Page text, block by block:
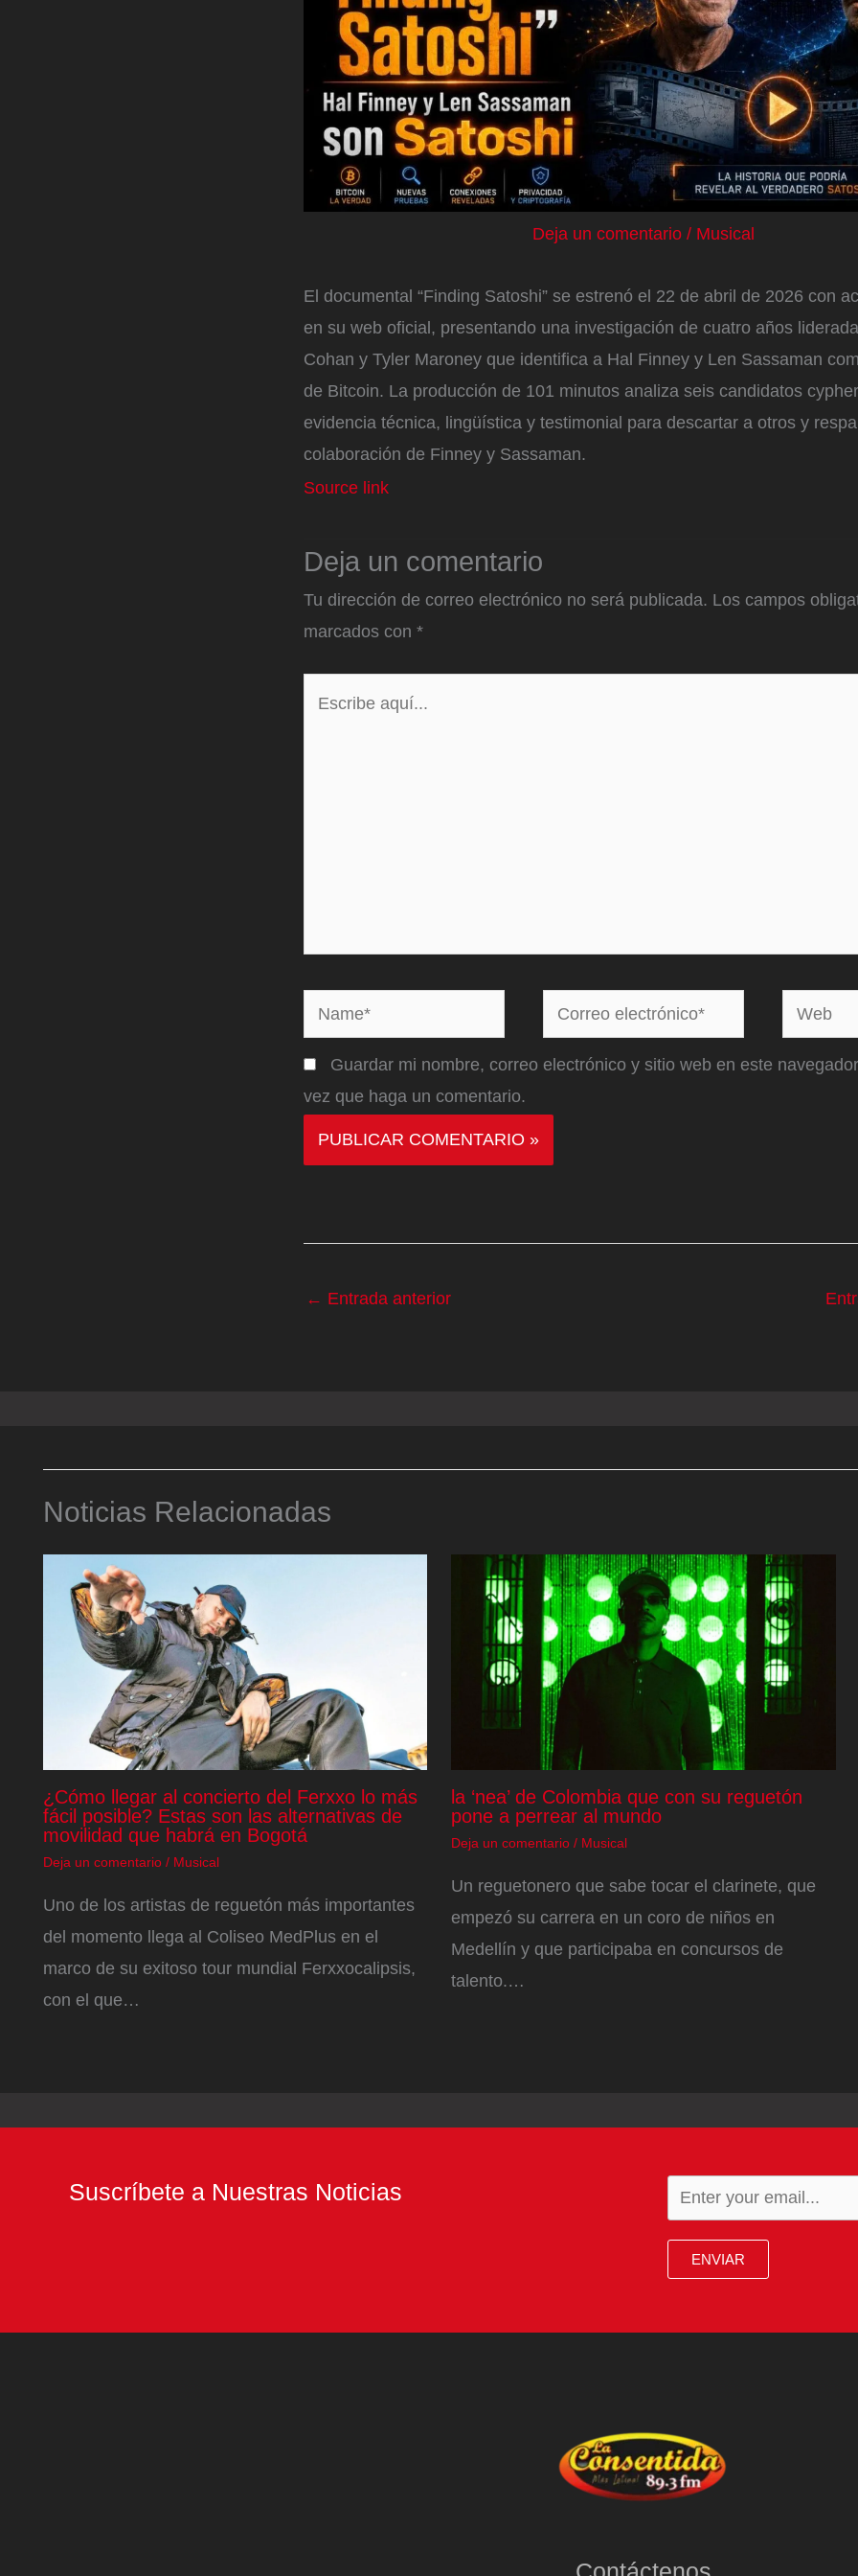
Deja un comentario / Musical
El documental “Finding Satoshi” se estrenó el 22 de abril de 2026 con
en su web oficial, presentando una investigación de cuatro años
Cohan y Tyler Maroney que identifica a Hal Finney y Len Sassaman
de Bitcoin. La producción de 101 minutos analiza seis candidatos
evidencia técnica, lingüística y testimonial para descartar a otros y
colaboración de Finney y Sassaman.
Source link
Deja un comentario
Tu dirección de correo electrónico no será publicada. Los campos
marcados con *
Name*
Correo
electrónico*
Web
Guardar mi nombre, correo electrónico y sitio web en este
vez que haga un comentario.
← Entrada anterior
Noticias Relacionadas
¿Cómo llegar al concierto del Ferxxo lo más
fácil posible? Estas son las alternativas de
movilidad que habrá en Bogotá
Deja un comentario / Musical
Uno de los artistas de reguetón más importantes
del momento llega al Coliseo MedPlus en el
marco de su exitoso tour mundial Ferxxocalipsis,
con el que…
la ‘nea’ de Colombia que con su reguetón
pone a perrear al mundo
Deja un comentario / Musical
Un reguetonero que sabe tocar el clarinete, que
empezó su carrera en un coro de niños en
Medellín y que participaba en concursos de
talento.…
Suscríbete a Nuestras Noticias
ENVIAR